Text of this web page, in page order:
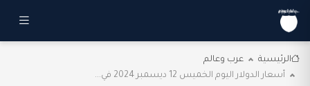
الرئيسية
عرب وعالم
أسعار الدولار اليوم الخميس 12 ديسمبر 2024 في...